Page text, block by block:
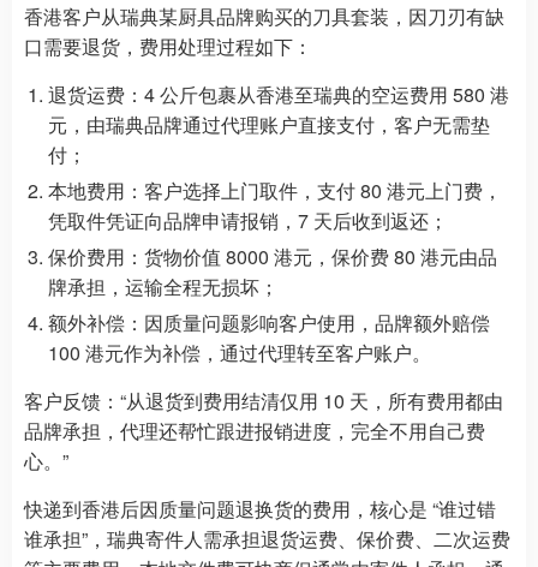
香港客户从瑞典某厨具品牌购买的刀具套装，因刀刃有缺
口需要退货，费用处理过程如下：
退货运费：4 公斤包裹从香港至瑞典的空运费用 580 港
元，由瑞典品牌通过代理账户直接支付，客户无需垫
付；
本地费用：客户选择上门取件，支付 80 港元上门费，
凭取件凭证向品牌申请报销，7 天后收到返还；
保价费用：货物价值 8000 港元，保价费 80 港元由品
牌承担，运输全程无损坏；
额外补偿：因质量问题影响客户使用，品牌额外赔偿
100 港元作为补偿，通过代理转至客户账户。
客户反馈：“从退货到费用结清仅用 10 天，所有费用都由
品牌承担，代理还帮忙跟进报销进度，完全不用自己费
心。”
快递到香港后因质量问题退换货的费用，核心是 “谁过错
谁承担”，瑞典寄件人需承担退货运费、保价费、二次运费